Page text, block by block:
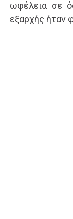
ωφέλεια σε
εξαρχής ήταν